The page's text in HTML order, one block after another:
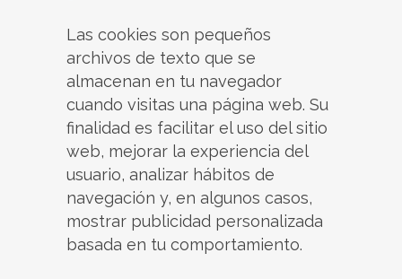
Las cookies son pequeños
archivos de texto que se
almacenan en tu navegador
cuando visitas una página web. Su
finalidad es facilitar el uso del sitio
web, mejorar la experiencia del
usuario, analizar hábitos de
navegación y, en algunos casos,
mostrar publicidad personalizada
basada en tu comportamiento.